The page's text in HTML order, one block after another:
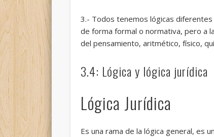
3.- Todos tenemos lógicas diferentes
de forma formal o normativa, pero a
del pensamiento, aritmético, físico,
3.4: Lógica y lógica jurídica
Lógica Jurídica
Es una rama de la lógica general, es